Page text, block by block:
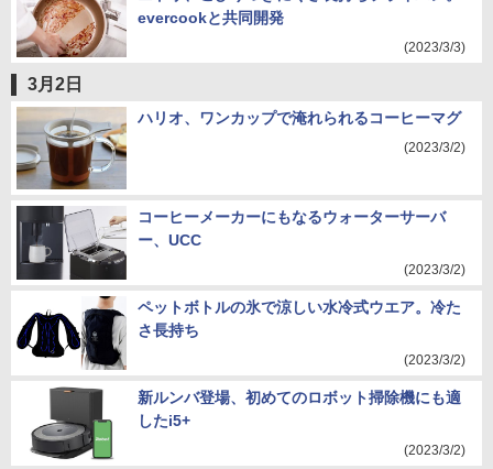
evercookと共同開発
(2023/3/3)
3月2日
ハリオ、ワンカップで淹れられるコーヒーマグ
(2023/3/2)
コーヒーメーカーにもなるウォーターサーバ
ー、UCC
(2023/3/2)
ペットボトルの氷で涼しい水冷式ウエア。冷た
さ長持ち
(2023/3/2)
新ルンバ登場、初めてのロボット掃除機にも適
したi5+
(2023/3/2)